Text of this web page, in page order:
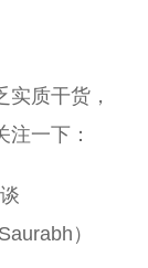
质干货，
一下：
）